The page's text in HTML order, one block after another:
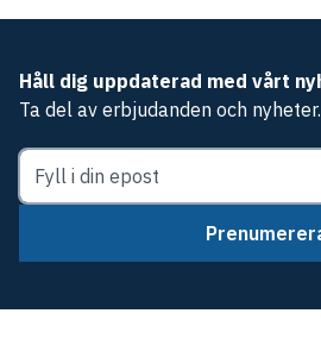
Håll dig uppdaterad med vårt
Ta del av erbjudanden och nyheter.